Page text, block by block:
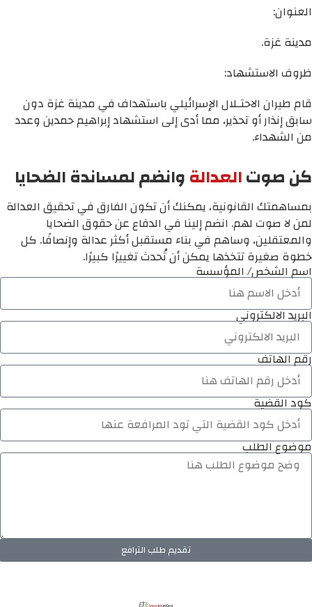
العنوان:
مدينة غزة.
ظروف الاستشهاد:
قام طيران الاحتـلال الإسرائيلي باستهداف في مدينة غزة دون
سابق إنذار أو تحذير، مما أدى إلى استشهاد إبراهيم حمدين وعدد
من الشهداء.
كن صوتالعدالةوانضم لمساندة الضحايا
بمساهمتك القانونية، يمكنك أن تكون الفارق في تحقيق العدالة
لمن لا صوت لهم. انضم إلينا في الدفاع عن حقوق الضحايا
والمعتقلين، وساهم في بناء مستقبل أكثر عدالة وإنصافًا. كل
خطوة صغيرة تتخذها يمكن أن تُحدث تغييرًا كبيرًا.
اسم الشخص/ المؤسسة
البريد الالكتروني
رقم الهاتف
كود القضية
موضوع الطلب
تقديم طلب الترافع